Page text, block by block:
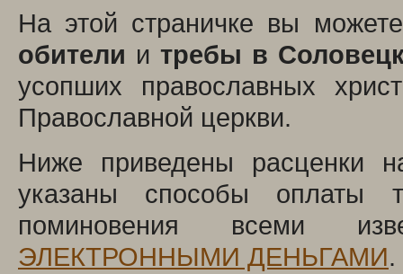
На этой страничке вы
обители итребы в
усопших православных
Православной церкви.
Ниже приведены расценки
указаны способы оплаты
поминовения всеми
ЭЛЕКТРОННЫМИ ДЕНЬГАМИ.